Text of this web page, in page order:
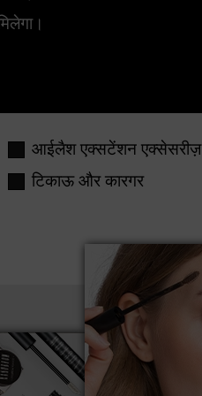
आईलैश एक्सटेंशन एक्सेसरीज़
टिकाऊ और कारगर